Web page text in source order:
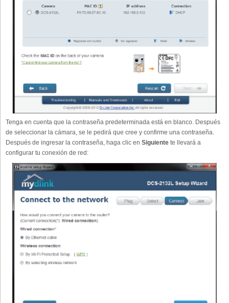
Tenga en cuenta que la contraseña predeterminada está en blanco. Después
de seleccionar la cámara, se le pedirá que cree y confirme una contraseña.
Después de ingresar la contraseña, haga clic en Siguiente te llevará a
configurar tu conexión de red: